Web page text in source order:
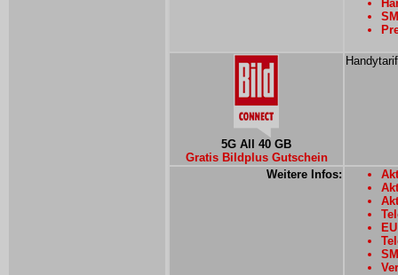
5G All 40 GB
Gratis Bildplus Gutschein
Weitere Infos: